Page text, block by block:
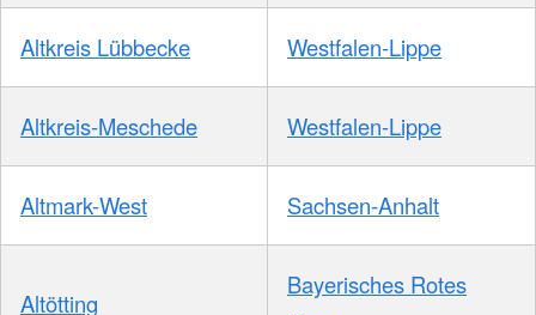
Altkreis Lübbecke Westfalen-Lippe
Altkreis-Meschede Westfalen-Lippe
Altmark-West Sachsen-Anhalt
Altötting
Bayerisches Rotes